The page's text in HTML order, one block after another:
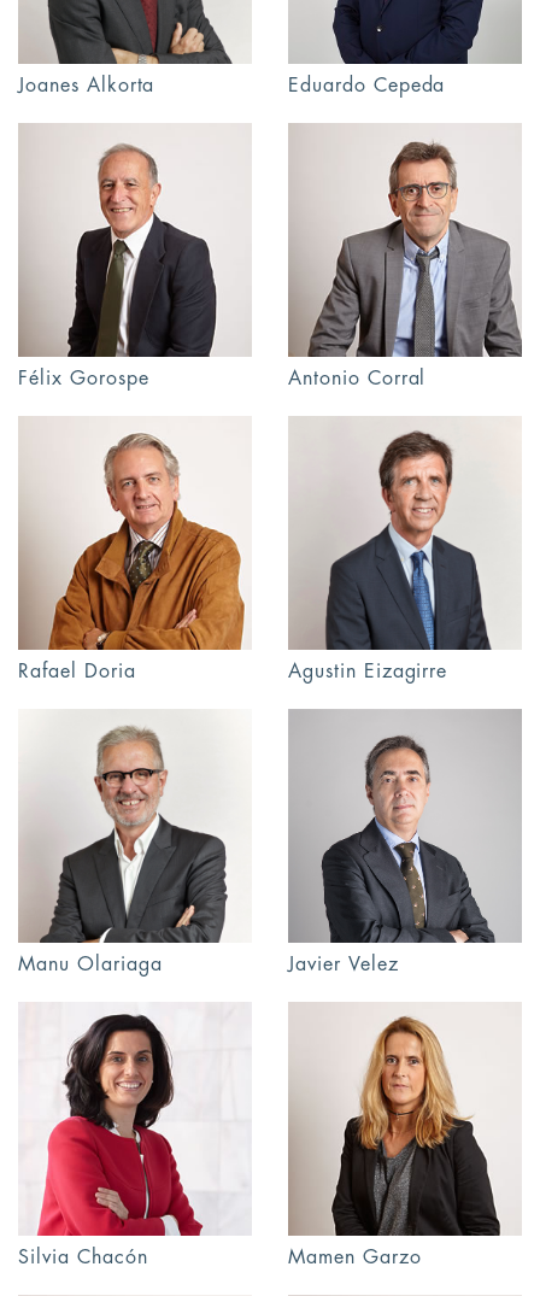
Joanes Alkorta Eduardo Cepeda
Félix Gorospe Antonio Corral
Rafael Doria Agustin Eizagirre
Manu Olariaga Javier Velez
Silvia Chacón Mamen Garzo